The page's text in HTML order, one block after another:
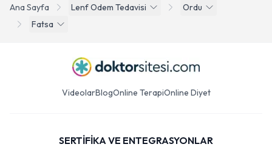
Ana Sayfa Lenf Odem Tedavisi
Ordu
Fatsa
VideolarBlogOnline TerapiOnline Diyet
SERTİFİKA VE ENTEGRASYONLAR